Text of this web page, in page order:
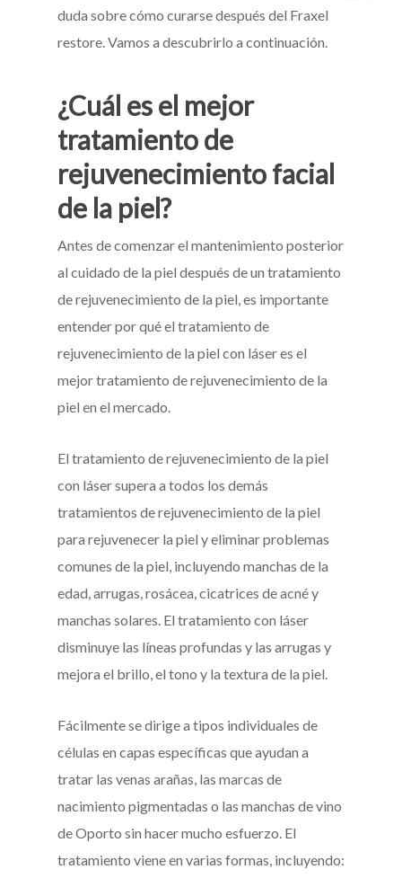
duda sobre cómo curarse después del Fraxel
restore. Vamos a descubrirlo a continuación.
¿Cuál es el mejor
tratamiento de
rejuvenecimiento facial
de la piel?
Antes de comenzar el mantenimiento posterior
al cuidado de la piel después de un tratamiento
de rejuvenecimiento de la piel, es importante
entender por qué el tratamiento de
rejuvenecimiento de la piel con láser es el
mejor tratamiento de rejuvenecimiento de la
piel en el mercado.
El tratamiento de rejuvenecimiento de la piel
con láser supera a todos los demás
tratamientos de rejuvenecimiento de la piel
para rejuvenecer la piel y eliminar problemas
comunes de la piel, incluyendo manchas de la
edad, arrugas, rosácea, cicatrices de acné y
manchas solares. El tratamiento con láser
disminuye las líneas profundas y las arrugas y
mejora el brillo, el tono y la textura de la piel.
Fácilmente se dirige a tipos individuales de
células en capas específicas que ayudan a
tratar las venas arañas, las marcas de
nacimiento pigmentadas o las manchas de vino
de Oporto sin hacer mucho esfuerzo. El
tratamiento viene en varias formas, incluyendo: